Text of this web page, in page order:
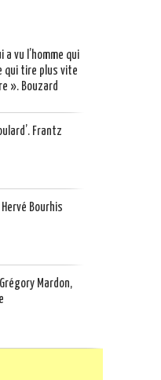
a vu l’homme qui
qui tire plus vite
». Bouzard
Frantz
Hervé Bourhis
Grégory Mardon,